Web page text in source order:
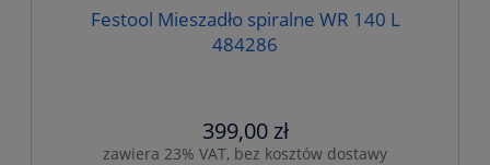
Festool Mieszadło spiralne WR 140 L
484286
399,00 zł
zawiera 23% VAT, bez kosztów dostawy